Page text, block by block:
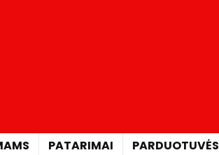
PATARIMAI PARDUOTUVĖS